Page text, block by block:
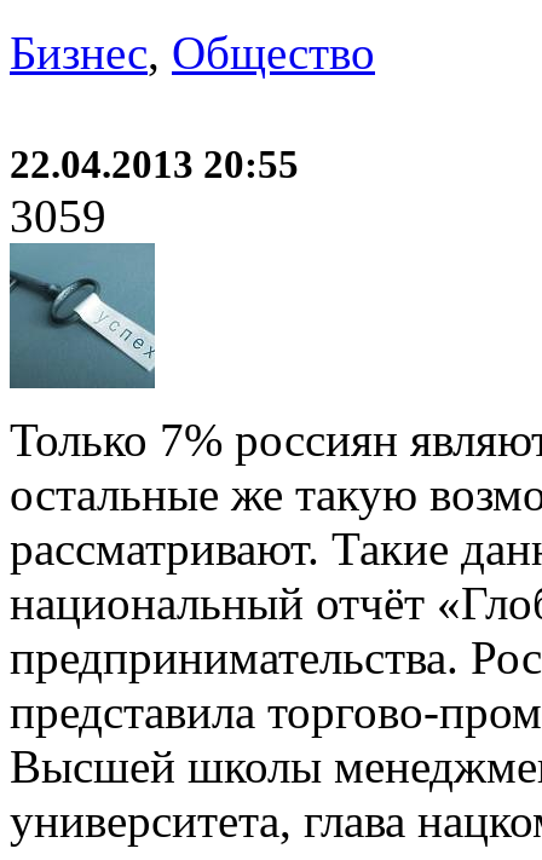
Бизнес, Общество
22.04.2013 20:55
3059
Только 7% россиян
остальные же такую
рассматривают. Такие
национальный отчёт
предпринимательства.
представила торгово-
Высшей школы
университета, глава